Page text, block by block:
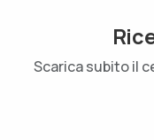
Scarica subito il